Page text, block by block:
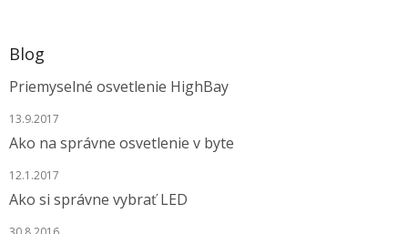
Blog
Priemyselné osvetlenie HighBay
13.9.2017
Ako na správne osvetlenie v byte
12.1.2017
Ako si správne vybrať LED